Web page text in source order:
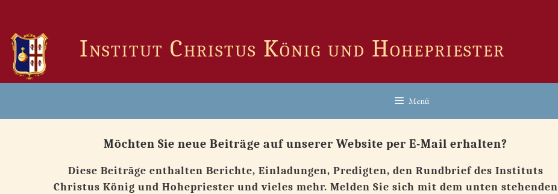
springen
Institut Christus König und Hohepriester
Menü
Möchten Sie neue Beiträge auf unserer Website per E-Mail erhalten?
Diese Beiträge enthalten Berichte, Einladungen, Predigten, den Rundbrief des Instituts
Christus König und Hohepriester und vieles mehr. Melden Sie sich mit dem unten stehenden